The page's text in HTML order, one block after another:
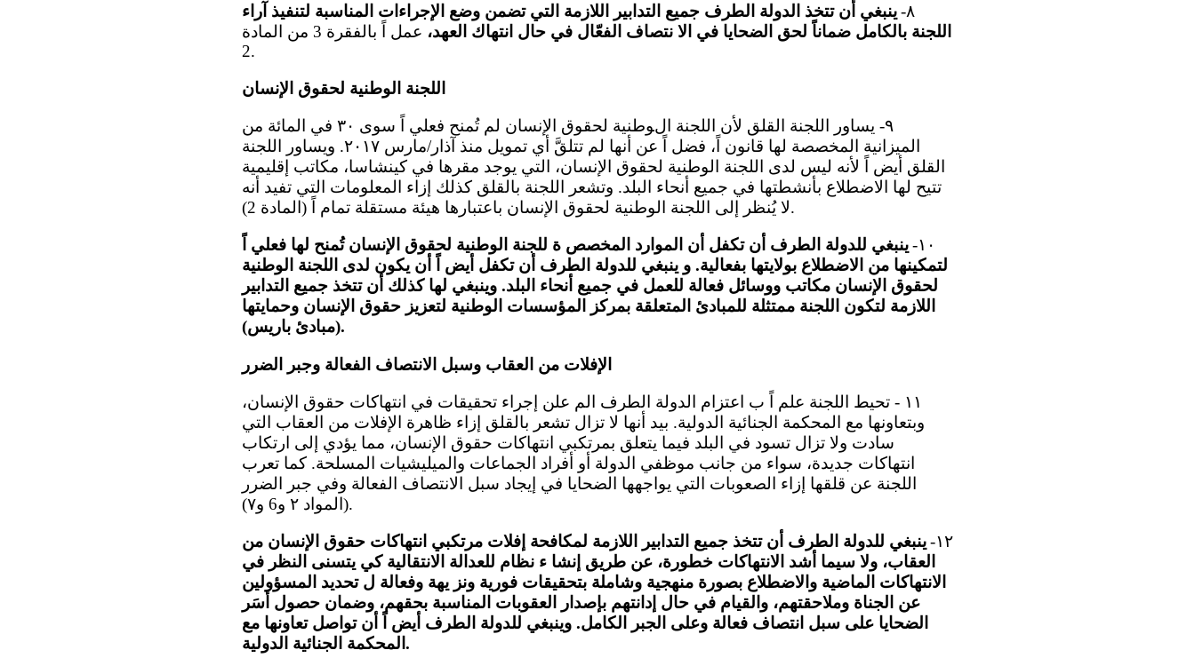
٨- ينبغي أن تتخذ الدولة الطرف جميع التدابير اللازمة التي تضمن وضع الإجراءات المناسبة لتنفيذ آراء
اللجنة بالكامل ضماناً لحق الضحايا في الا نتصاف الفعّال في حال انتهاك العهد،
عمل اً بالفقرة 3 من المادة
2.
اللجنة الوطنية لحقوق الإنسان
٩- يساور اللجنة القلق لأن اللجنة الوطنية لحقوق الإنسان لم تُمنح فعلي اً سوى ٣٠ في المائة من
الميزانية المخصصة لها قانون اً، فضل اً عن أنها لم تتلقَّ أي تمويل منذ آذار/مارس ٢٠١٧. ويساور اللجنة
القلق أيض اً لأنه ليس لدى اللجنة الوطنية لحقوق الإنسان، التي يوجد مقرها في كينشاسا، مكاتب إقليمية
تتيح لها الاضطلاع بأنشطتها في جميع أنحاء البلد. وتشعر اللجنة بالقلق كذلك إزاء المعلومات التي تفيد أنه
لا يُنظر إلى اللجنة الوطنية لحقوق الإنسان باعتبارها هيئة مستقلة تمام اً (المادة 2).
١٠- ينبغي للدولة الطرف أن تكفل أن الموارد المخصص ة للجنة الوطنية لحقوق الإنسان تُمنح لها فعلي اً
لتمكينها من الاضطلاع بولايتها بفعالية. و ينبغي للدولة الطرف أن تكفل أيض اً أن يكون لدى اللجنة الوطنية
لحقوق الإنسان مكاتب ووسائل فعالة للعمل في جميع أنحاء البلد. وينبغي لها كذلك أن تتخذ جميع التدابير
اللازمة لتكون اللجنة ممتثلة للمبادئ المتعلقة بمركز المؤسسات الوطنية لتعزيز حقوق الإنسان وحمايتها
(مبادئ باريس).
الإفلات من العقاب وسبل الانتصاف الفعالة وجبر الضرر
١١ - تحيط اللجنة علم اً ب اعتزام الدولة الطرف الم علن إجراء تحقيقات في انتهاكات حقوق الإنسان،
وبتعاونها مع المحكمة الجنائية الدولية. بيد أنها لا تزال تشعر بالقلق إزاء ظاهرة الإفلات من العقاب التي
سادت ولا تزال تسود في البلد فيما يتعلق بمرتكبي انتهاكات حقوق الإنسان، مما يؤدي إلى ارتكاب
انتهاكات جديدة، سواء من جانب موظفي الدولة أو أفراد الجماعات والميليشيات المسلحة. كما تعرب
اللجنة عن قلقها إزاء الصعوبات التي يواجهها الضحايا في إيجاد سبل الانتصاف الفعالة وفي جبر الضرر
(المواد ٢ و6 و٧).
١٢- ينبغي للدولة الطرف أن تتخذ جميع التدابير اللازمة لمكافحة إفلات مرتكبي انتهاكات حقوق الإنسان من
العقاب، ولا سيما أشد الانتهاكات خطورة، عن طريق إنشا ء نظام للعدالة الانتقالية كي يتسنى النظر في
الانتهاكات الماضية والاضطلاع بصورة منهجية وشاملة بتحقيقات فورية ونز يهة وفعالة ل تحديد المسؤولين
عن الجناة وملاحقتهم، والقيام في حال إدانتهم بإصدار العقوبات المناسبة بحقهم، وضمان حصول أسَر
الضحايا على سبل انتصاف فعالة وعلى الجبر الكامل. وينبغي للدولة الطرف أيض اً أن تواصل تعاونها مع
المحكمة الجنائية الدولية.